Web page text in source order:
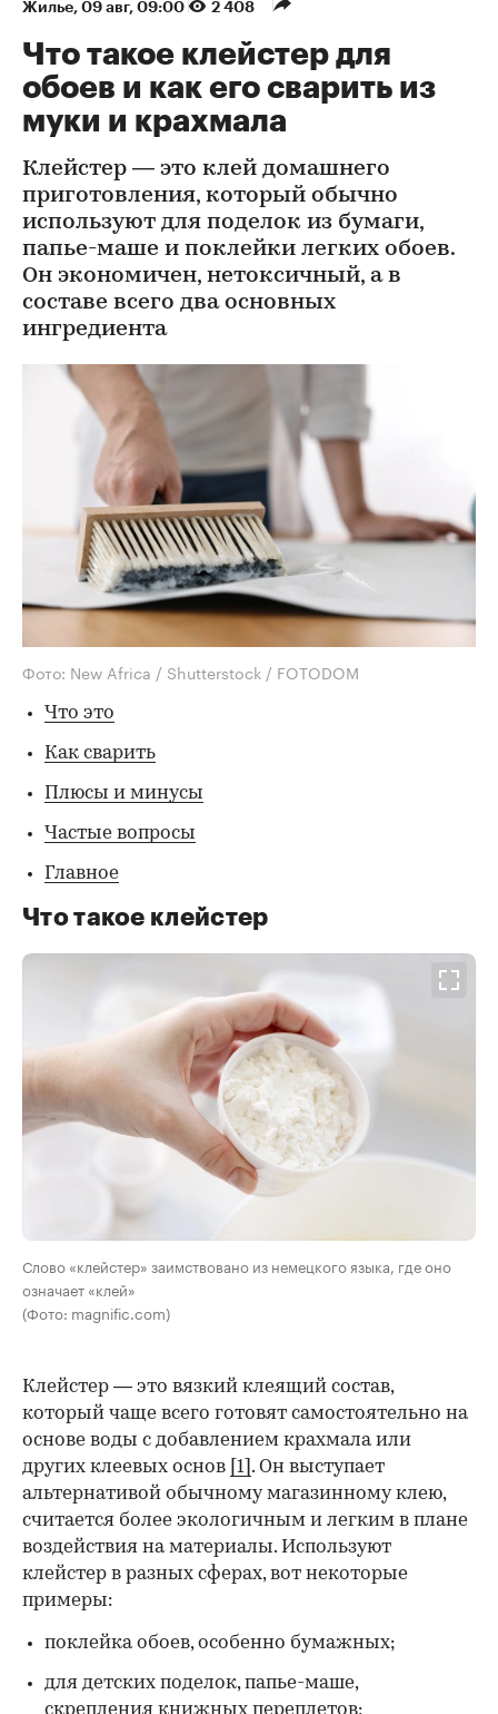
Жилье⁠, 09 авг, 09:00 2 408
Что такое клейстер для
обоев и как его сварить из
муки и крахмала
Клейстер — это клей домашнего
приготовления, который обычно
используют для поделок из бумаги,
папье-маше и поклейки легких обоев.
Он экономичен, нетоксичный, а в
составе всего два основных
ингредиента
Фото: New Africa / Shutterstock / FOTODOM
Что это
Как сварить
Плюсы и минусы
Частые вопросы
Главное
Что такое клейстер
Слово «клейстер» заимствовано из немецкого языка, где оно
означает «клей»
(Фото: magnific.com)
00:00 / 00:00
Клейстер — это вязкий клеящий состав,
который чаще всего готовят самостоятельно на
основе воды с добавлением крахмала или
других клеевых основ [1] . Он выступает
альтернативой обычному магазинному клею,
считается более экологичным и легким в плане
воздействия на материалы. Используют
клейстер в разных сферах, вот некоторые
примеры:
поклейка обоев, особенно бумажных;
для детских поделок, папье-маше,